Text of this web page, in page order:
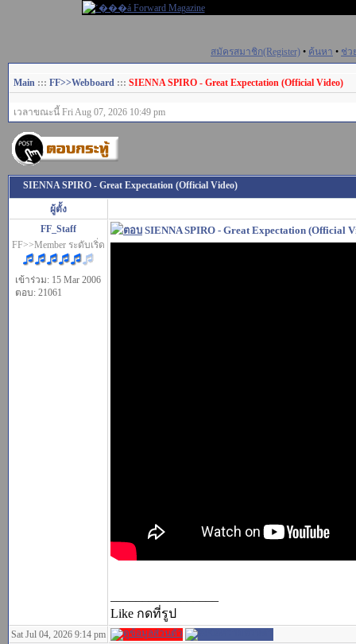
สมัครสมาชิก(Register) • ค้นหา • ช่ว
Main ::: FF>>Webboard ::: SIENNA SPIRO - Great Expectation (Official Video)
เวลาขณะนี้ Fri Aug 07, 2026 10:49 pm
SIENNA SPIRO - Great Expectation (Official Video)
ผู้ตั้ง
FF_Staff
FF>>Member ระดับเริ่ด
เข้าร่วม: 15 Mar 2006
ตอบ: 21061
SIENNA SPIRO - Great Expectation (Official
Like กดที่รูป
Sat Jul 04, 2026 9:14 pm